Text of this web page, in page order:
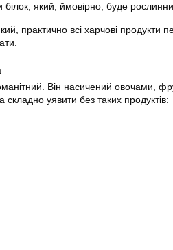
білок, який, ймовірно, буде
практично всі харчові продукти
Він насичений овочами,
уявити без таких продуктів: